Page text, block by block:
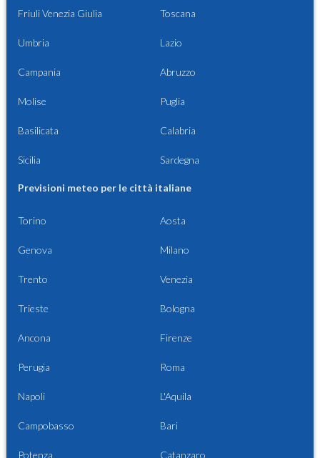
Friuli Venezia Giulia Toscana
Umbria Lazio
Campania Abruzzo
Molise Puglia
Basilicata Calabria
Sicilia Sardegna
Previsioni meteo per le città italiane
Torino Aosta
Genova Milano
Trento Venezia
Trieste Bologna
Ancona Firenze
Perugia Roma
Napoli L'Aquila
Campobasso Bari
Potenza Catanzaro